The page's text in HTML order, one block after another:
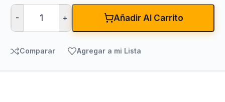
- + Añadir Al Carrito
Comparar Agregar a mi Lista